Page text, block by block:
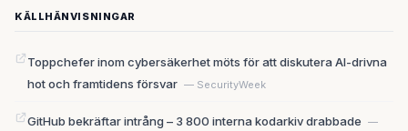
KÄLLHÄNVISNINGAR
Toppchefer inom cybersäkerhet möts för att diskutera AI-drivna
hot och framtidens försvar — SecurityWeek
GitHub bekräftar intrång – 3 800 interna kodarkiv drabbade —